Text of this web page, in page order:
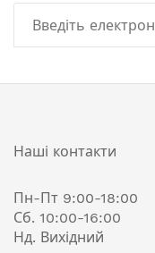
Наші контакти
Пн-Пт 9:00-18:00
Сб. 10:00-16:00
Нд. Вихідний